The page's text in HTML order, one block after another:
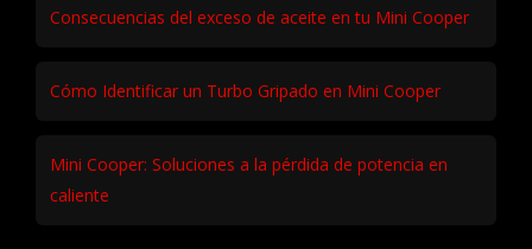
Consecuencias del exceso de aceite en tu Mini Cooper
Cómo Identificar un Turbo Gripado en Mini Cooper
Mini Cooper: Soluciones a la pérdida de potencia en
caliente